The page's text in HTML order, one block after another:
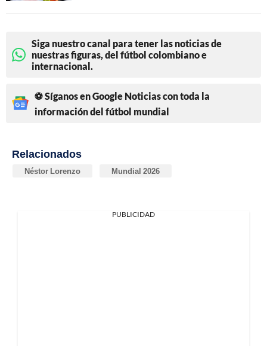
Siga nuestro canal para tener las noticias de
nuestras figuras, del fútbol colombiano e
internacional.
⚽ Síganos en Google Noticias con toda la
información del fútbol mundial
Relacionados
Néstor Lorenzo Mundial 2026
PUBLICIDAD